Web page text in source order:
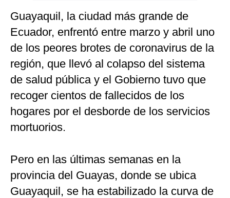
Guayaquil, la ciudad más grande de
Ecuador, enfrentó entre marzo y abril uno
de los peores brotes de coronavirus de la
región, que llevó al colapso del sistema
de salud pública y el Gobierno tuvo que
recoger cientos de fallecidos de los
hogares por el desborde de los servicios
mortuorios.
Pero en las últimas semanas en la
provincia del Guayas, donde se ubica
Guayaquil, se ha estabilizado la curva de